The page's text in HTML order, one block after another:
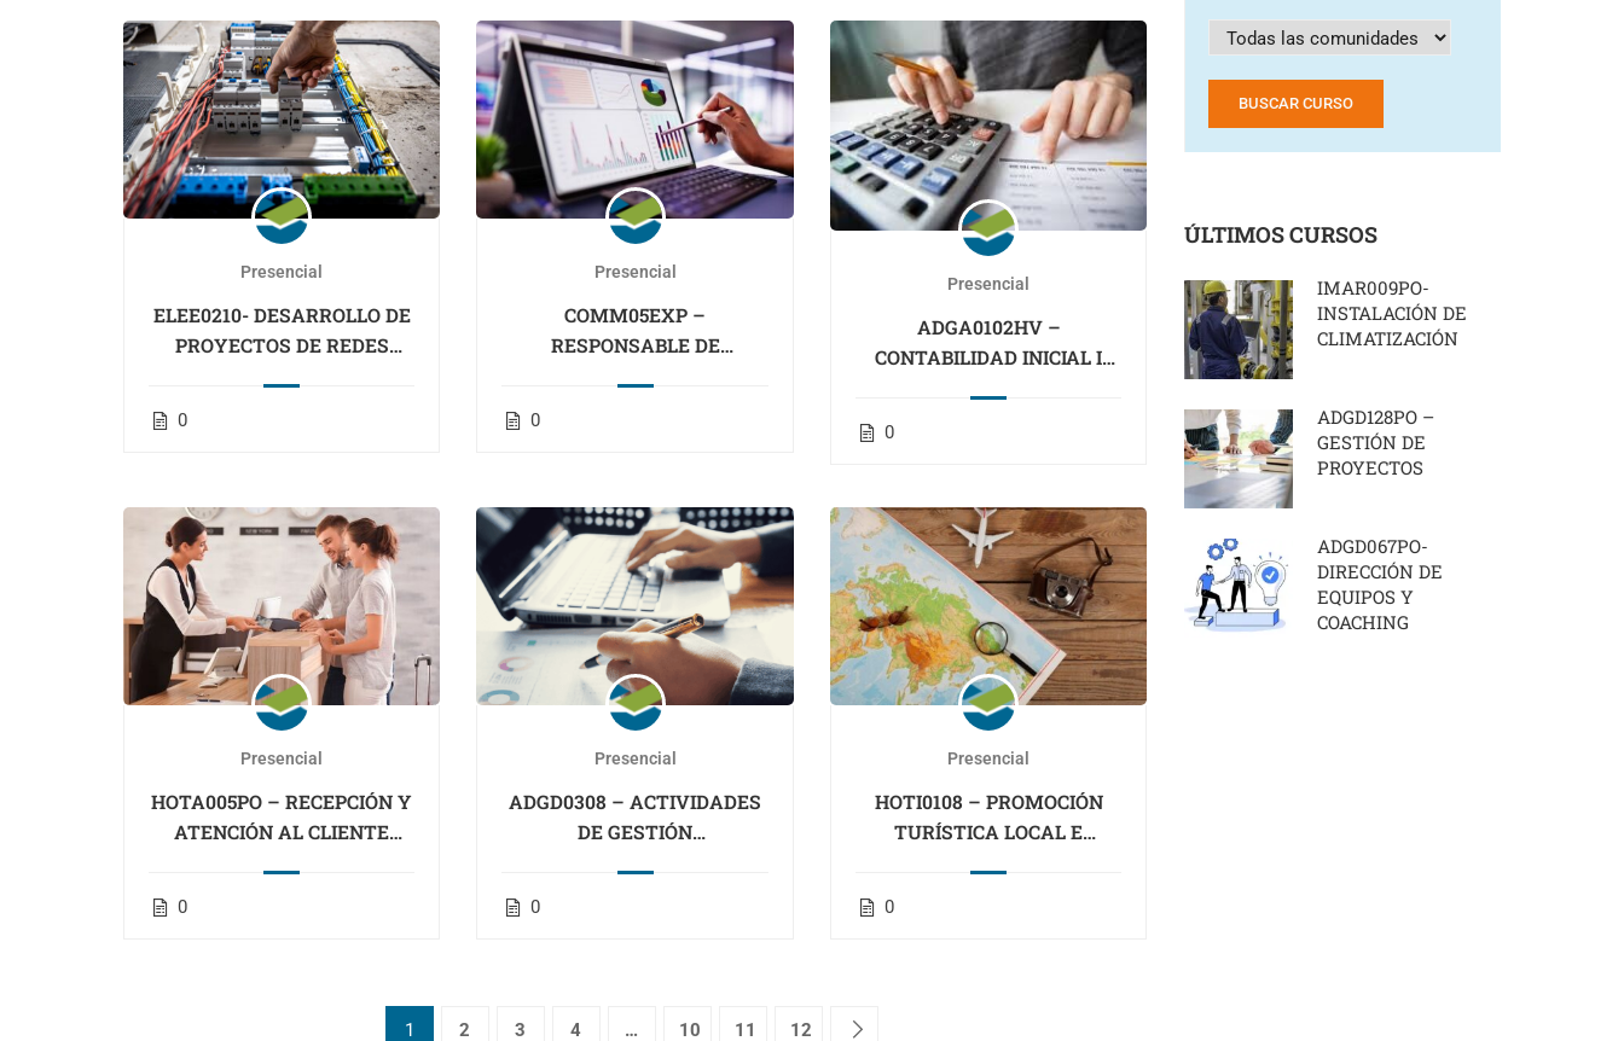
Presencial
ELEE0210- DESARROLLO DE
PROYECTOS DE REDES
0
Presencial
COMM05EXP –
RESPONSABLE DE
0
Presencial
ADGA0102HV –
CONTABILIDAD INICIAL I
0
Presencial
HOTA005PO – RECEPCIÓN Y
ATENCIÓN AL CLIENTE
0
Presencial
ADGD0308 – ACTIVIDADES
DE GESTIÓN
0
Presencial
HOTI0108 – PROMOCIÓN
TURÍSTICA LOCAL E
VISITANTE – CANTABRIA
0
1 2 3 4 … 10 11 12
ÚLTIMOS CURSOS
IMAR009PO-
INSTALACIÓN DE
CLIMATIZACIÓN
ADGD128PO –
GESTIÓN DE
PROYECTOS
ADGD067PO-
DIRECCIÓN DE
EQUIPOS Y
COACHING